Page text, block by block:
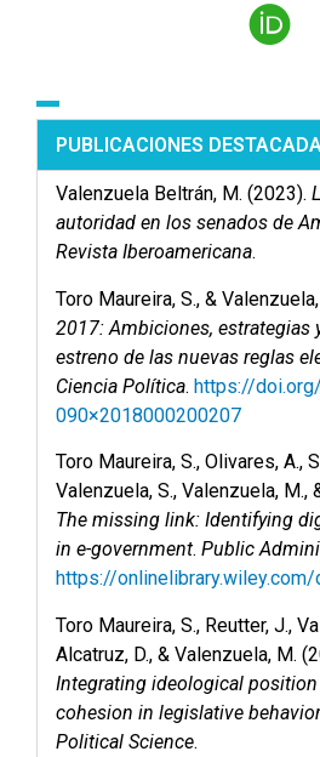
PUBLICACIONES
Valenzuela Beltrán, M. (2023).
autoridad en los senados de
Revista Iberoamericana.
Toro Maureira, S., &
2017: Ambiciones, estrategias
estreno de las nuevas reglas
Ciencia Política. https://
090×2018000200207
Toro Maureira, S., Olivares, A.,
Valenzuela, S., Valenzuela, M.,
The missing link: Identifying
in e-government. Public
https://
Toro Maureira, S., Reutter, J.,
Alcatruz, D., & Valenzuela, M.
Integrating ideological
cohesion in legislative behavior
Political Science.